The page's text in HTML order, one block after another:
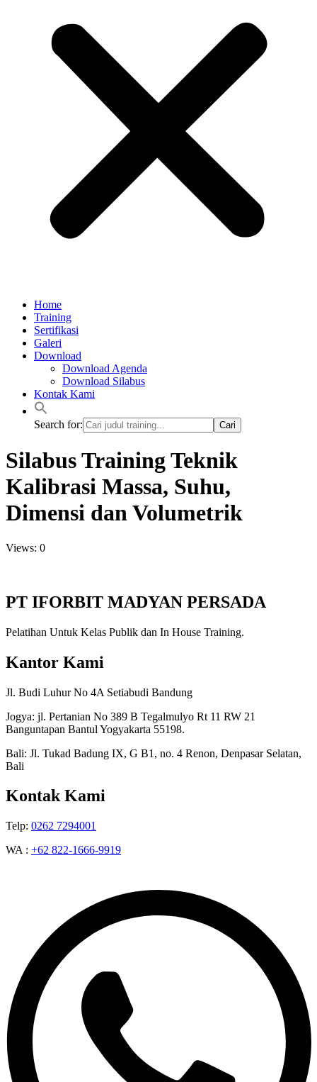
Home
Training
Sertifikasi
Galeri
Download
Download Agenda
Download Silabus
Kontak Kami
Search for:
Silabus Training Teknik
Kalibrasi Massa, Suhu,
Dimensi dan Volumetrik
Views: 0
PT IFORBIT MADYAN PERSADA
Pelatihan Untuk Kelas Publik dan In House Training.
Kantor Kami
Jl. Budi Luhur No 4A Setiabudi Bandung
Jogya: jl. Pertanian No 389 B Tegalmulyo Rt 11 RW 21
Banguntapan Bantul Yogyakarta 55198.
Bali: Jl. Tukad Badung IX, G B1, no. 4 Renon, Denpasar Selatan,
Bali
Kontak Kami
Telp: 0262 7294001
WA : +62 822-1666-9919